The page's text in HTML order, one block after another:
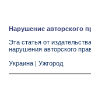
Нарушение авторского
Эта статья от
нарушения авторского
Украина | Ужгород